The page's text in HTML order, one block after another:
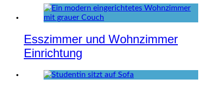
Esszimmer und Wohnzimmer
Einrichtung